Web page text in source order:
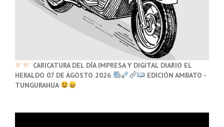
CARICATURA DEL DÍA IMPRESA Y DIGITAL DIARIO EL
HERALDO 07 DE AGOSTO 2026
EDICIÓN AMBATO -
TUNGURAHUA